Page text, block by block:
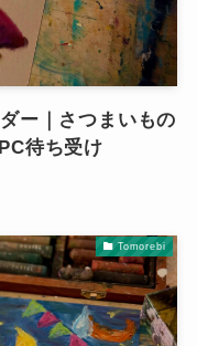
ー｜さつまいもの
待ち受け
Tomorebi